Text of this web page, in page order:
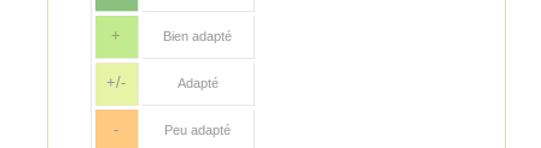
+ Bien adapté
+/- Adapté
- Peu adapté